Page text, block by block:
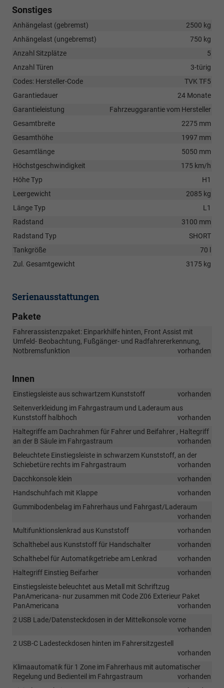
Sonstiges
Anhängelast (gebremst)
2500 kg
Anhängelast (ungebremst)
750 kg
Anzahl Sitzplätze
5
Anzahl Türen
3-türig
Codes: Hersteller-Code
TVK TF5
Garantiedauer
24 Monate
Garantieleistung
Fahrzeuggarantie vom Hersteller
Gesamtbreite
2275 mm
Gesamthöhe
1997 mm
Gesamtlänge
5050 mm
Höchstgeschwindigkeit
175 km/h
Höhe Typ
H1
Leergewicht
2085 kg
Länge Typ
L1
Radstand
3100 mm
Radstand Typ
SHORT
Tankgröße
70 l
Zul. Gesamtgewicht
3175 kg
Serienausstattungen
Pakete
Fahrerassistenzpaket: Einparkhilfe hinten, Front Assist mit
Umfeld- Beobachtung, Fußgänger- und Radfahrererkennung,
Notbremsfunktion
vorhanden
Innen
Einstiegsleiste aus schwartzem Kunststoff
vorhanden
Seitenverkleidung im Fahrgastraum und Laderaum aus
Kunststoff halbhoch
vorhanden
Haltegriffe am Dachrahmen für Fahrer und Beifahrer , Haltegriff
an der B Säule im Fahrgastraum
vorhanden
Beleuchtete Einstiegsleiste in schwarzem Kunststoff, an der
Schiebetüre rechts im Fahrgastraum
vorhanden
Dacchkonsole klein
vorhanden
Handschuhfach mit Klappe
vorhanden
Gummibodenbelag im Fahrerhaus und Fahrgast/Laderaum
vorhanden
Multifunktionslenkrad aus Kunststoff
vorhanden
Schalthebel aus Kunststoff für Handschalter
vorhanden
Schalthebel für Automatikgetriebe am Lenkrad
vorhanden
Haltegriff Einstieg Beifarher
vorhanden
Einstiegsleiste beleuchtet aus Metall mit Schriftzug
PanAmericana- nur zusammen mit Code Z06 Exterieur Paket
PanAmericana
vorhanden
2 USB Lade/Datensteckdosen in der Mittelkonsole vorne
vorhanden
2 USB-C Ladesteckdosen hinten im Fahrersitzgestell
vorhanden
Klimaautomatik für 1 Zone im Fahrerhaus mit automatischer
Regelung und Bedienteil im Fahrgastraum
vorhanden